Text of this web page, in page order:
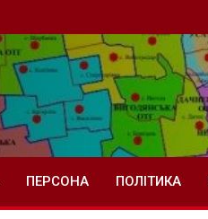
ПЕРСОНА ПОЛІТИКА